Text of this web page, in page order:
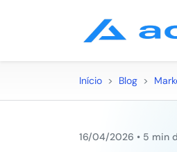
Início > Blog >
16/04/2026 • 5 min